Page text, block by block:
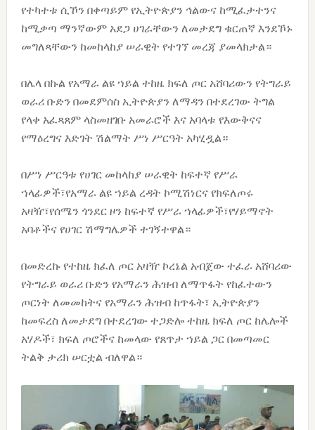
የተካተቱ ሲኾን በቀጣይም የኢትዮጵያን ኅልውና ከሚፈታተንና
ከሚቃጣ ማንኛውም አደጋ ሀገራቸውን ለመታደግ ቁርጠኛ እንደኾኑ
መግለጻቸውን ከመከላከያ ሠራዊት የተገኘ መረጃ ያመላክታል።
በሌላ በኩል የአማራ ልዩ ኀይል ተከዜ ክፍለ ጦር አሸባሪውን የትግራይ
ወራሪ ቡድን በመደምሰስ ኢትዮጵያን ለማዳን በተደረገው ትግል
የላቀ አፈጻጸም ላስመዘገቡ አመራሮች እና አባላቱ የእውቅናና
የማዕረግና እድገት ሽልማት ሥነ ሥርዓት አካሂዷል።
በሥነ ሥርዓቱ የሀገር መከላከያ ሠራዊት ከፍተኛ የሥራ
ኀላፊዎች፣የአማራ ልዩ ኀይል ረዳት ኮሚሽነርና የክፍለጦሩ
አዛዥ፣የሰሜን ጎንደር ዞን ከፍተኛ የሥራ ኀላፊዎች፣የሃይማኖት
አባቶችና የሀገር ሽማግሌዎች ተገኝተዋል።
በመድረኩ የተከዜ ክፈለ ጦር አዛዥ ኮረኔል አብጀው ተፈራ አሸባሪው
የትግራይ ወራሪ ቡድን የአማራን ሕዝብ ለማጥፋት የከፈተውን
ጦርነት ለመመከትና የአማራን ሕዝብ ከጥፋት፣ ኢትዮጵያን
ከመፍረስ ለመታደግ በተደረገው ተጋድሎ ተከዜ ክፍለ ጦር ከሌሎች
አሃዶች፣ ክፍለ ጦሮችና ከመላው የጸጥታ ኀይል ጋር በመጣመር
ትልቅ ታሪክ ሠርቷል ብለዋል።